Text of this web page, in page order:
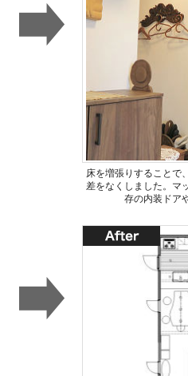
床を増張りすることで
差をなくしました。マ
存の内装ドア